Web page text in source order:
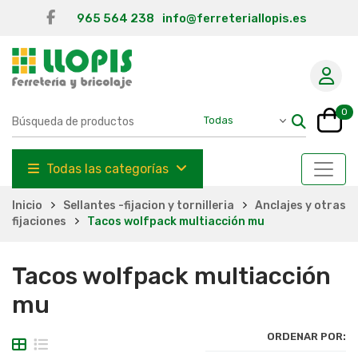
965 564 238 info@ferreteriallopis.es
0
Todas las categorías
Inicio Sellantes -fijacion y tornilleria
Anclajes y otras
fijaciones
Tacos wolfpack multiacción mu
Tacos wolfpack multiacción
mu
ORDENAR POR: